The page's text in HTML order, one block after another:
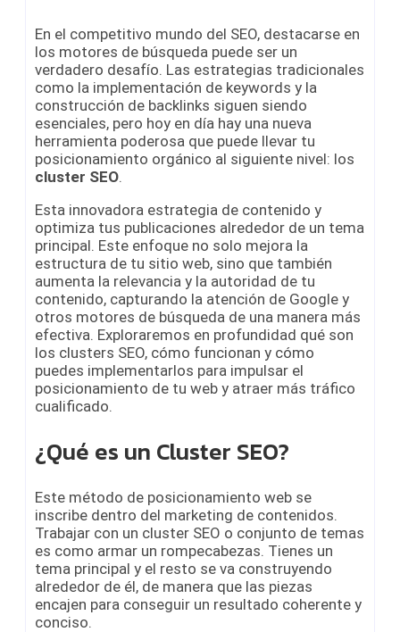
En el competitivo mundo del SEO, destacarse en
los motores de búsqueda puede ser un
verdadero desafío. Las estrategias tradicionales
como la implementación de keywords y la
construcción de backlinks siguen siendo
esenciales, pero hoy en día hay una nueva
herramienta poderosa que puede llevar tu
posicionamiento orgánico al siguiente nivel: los
cluster SEO.
Esta innovadora estrategia de contenido y
optimiza tus publicaciones alrededor de un tema
principal. Este enfoque no solo mejora la
estructura de tu sitio web, sino que también
aumenta la relevancia y la autoridad de tu
contenido, capturando la atención de Google y
otros motores de búsqueda de una manera más
efectiva. Exploraremos en profundidad qué son
los clusters SEO, cómo funcionan y cómo
puedes implementarlos para impulsar el
posicionamiento de tu web y atraer más tráfico
cualificado.
¿Qué es un Cluster SEO?
Este método de posicionamiento web se
inscribe dentro del marketing de contenidos.
Trabajar con un cluster SEO o conjunto de temas
es como armar un rompecabezas. Tienes un
tema principal y el resto se va construyendo
alrededor de él, de manera que las piezas
encajen para conseguir un resultado coherente y
conciso.